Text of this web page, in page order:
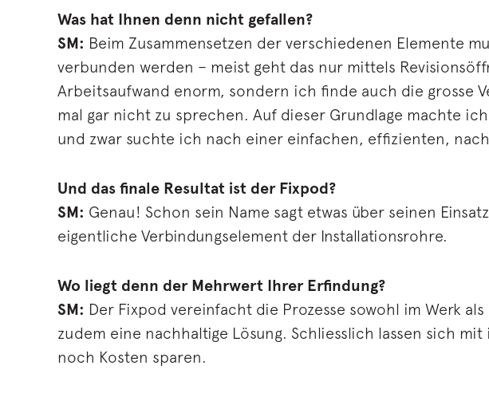
Was hat Ihnen denn nicht gefallen?
SM: Beim Zusammensetzen der verschiedenen Elemente
verbunden werden – meist geht das nur mittels
Arbeitsaufwand enorm, sondern ich finde auch die
mal gar nicht zu sprechen. Auf dieser Grundlage machte
und zwar suchte ich nach einer einfachen, effizienten,
Und das finale Resultat ist der Fixpod?
SM: Genau! Schon sein Name sagt etwas über seinen
eigentliche Verbindungselement der Installationsrohre.
Wo liegt denn der Mehrwert Ihrer Erfindung?
SM: Der Fixpod vereinfacht die Prozesse sowohl im Werk
zudem eine nachhaltige Lösung. Schliesslich lassen sich
noch Kosten sparen.